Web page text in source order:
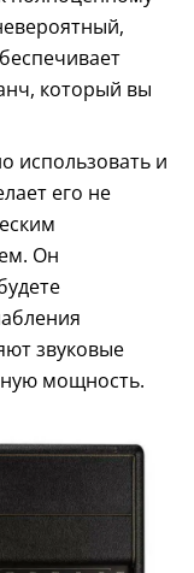
который вы
использовать и
его не
Он
звуковые
мощность.